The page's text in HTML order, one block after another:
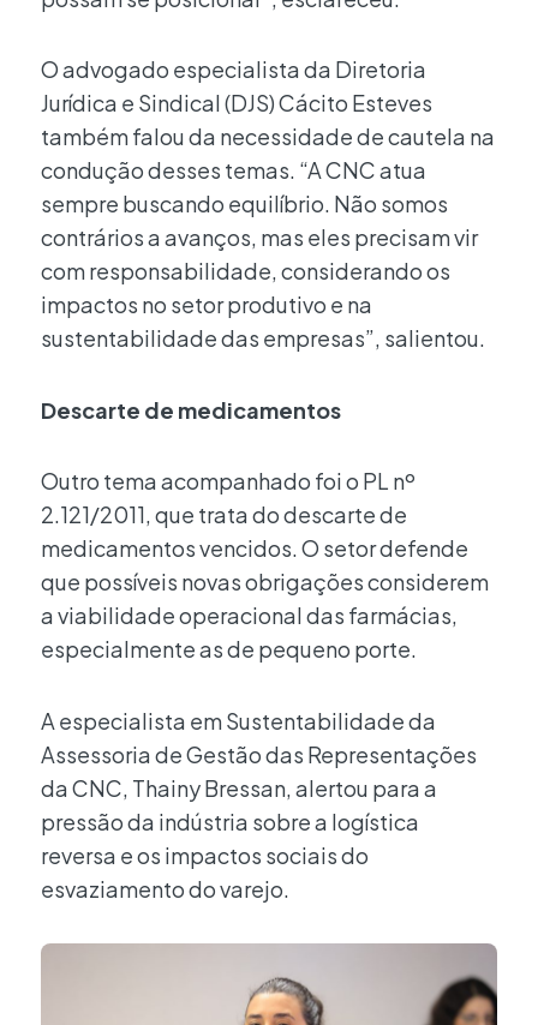
O advogado especialista da Diretoria
Jurídica e Sindical (DJS) Cácito Esteves
também falou da necessidade de cautela na
condução desses temas. “A CNC atua
sempre buscando equilíbrio. Não somos
contrários a avanços, mas eles precisam vir
com responsabilidade, considerando os
impactos no setor produtivo e na
sustentabilidade das empresas”, salientou.
Descarte de medicamentos
Outro tema acompanhado foi o PL nº
2.121/2011, que trata do descarte de
medicamentos vencidos. O setor defende
que possíveis novas obrigações considerem
a viabilidade operacional das farmácias,
especialmente as de pequeno porte.
A especialista em Sustentabilidade da
Assessoria de Gestão das Representações
da CNC, Thainy Bressan, alertou para a
pressão da indústria sobre a logística
reversa e os impactos sociais do
esvaziamento do varejo.